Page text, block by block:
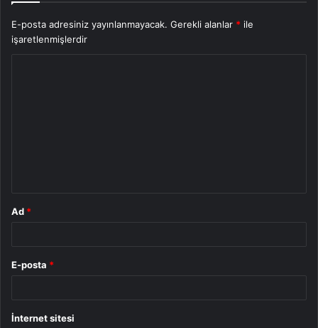
E-posta adresiniz yayınlanmayacak. Gerekli alanlar * ile
işaretlenmişlerdir
Ad *
E-posta *
İnternet sitesi